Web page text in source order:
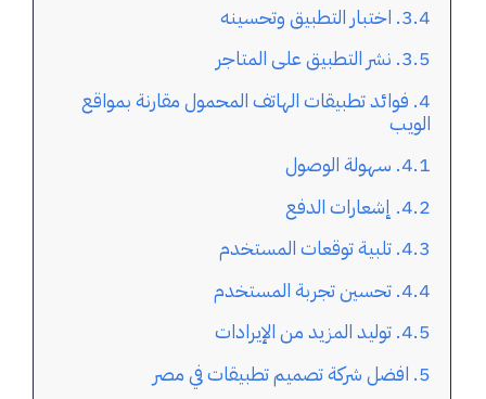
اختبار التطبيق وتحسينه
نشر التطبيق على المتاجر
فوائد تطبيقات الهاتف المحمول مقارنة بمواقع
الويب
سهولة الوصول
إشعارات الدفع
تلبية توقعات المستخدم
تحسين تجربة المستخدم
توليد المزيد من الإيرادات
افضل شركة تصميم تطبيقات في مصر